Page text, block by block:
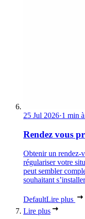
25 Jul 2026·1 min
Rendez vous
Obtenir un rendez-
régulariser votre
peut sembler
souhaitant
DefaultLire plus
Lire plus